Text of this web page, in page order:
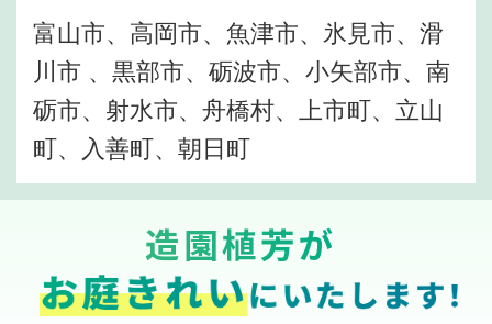
富山市、高岡市、魚津市、氷見市、滑
川市 、黒部市、砺波市、小矢部市、南
砺市、射水市、舟橋村、上市町、立山
町、入善町、朝日町
造園植芳が